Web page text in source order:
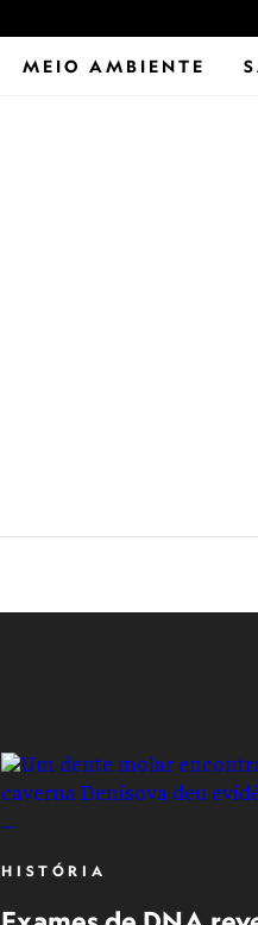
MEIO AMBIENTE
HISTÓRIA